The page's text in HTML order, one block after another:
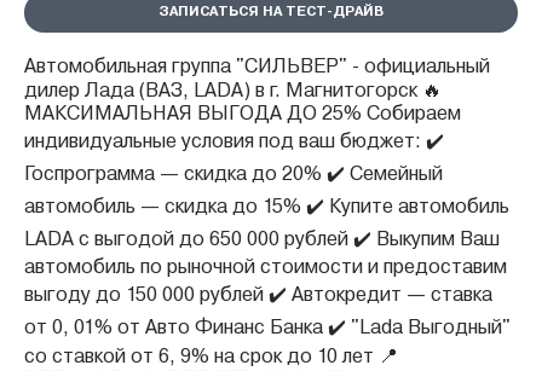
ЗАПИСАТЬСЯ НА ТЕСТ-ДРАЙВ
Автомобильная группа "СИЛЬВЕР" - официальный
дилер Лада (ВАЗ, LADA) в г. Магнитогорск 🔥
МАКСИМАЛЬНАЯ ВЫГОДА ДО 25% Собираем
индивидуальные условия под ваш бюджет: ✔️
Госпрограмма — скидка до 20% ✔️ Семейный
автомобиль — скидка до 15% ✔️ Купите автомобиль
LADA с выгодой до 650 000 рублей ✔️ Выкупим Ваш
автомобиль по рыночной стоимости и предоставим
выгоду до 150 000 рублей ✔️ Автокредит — ставка
от 0, 01% от Авто Финанс Банка ✔️ "Lada Выгодный"
со ставкой от 6, 9% на срок до 10 лет 📍